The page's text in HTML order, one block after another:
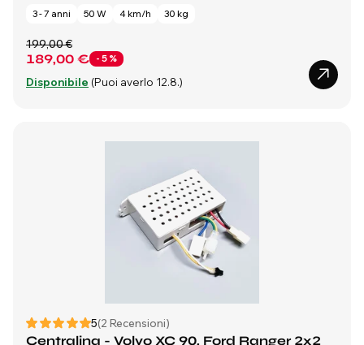
3 - 7 anni 50 W 4 km/h 30 kg
189,00 € - 5 %
199,00 €
Disponibile (Puoi averlo 12.8.)
5(2 Recensioni)
Centralina - Volvo XC 90, Ford Ranger 2x2